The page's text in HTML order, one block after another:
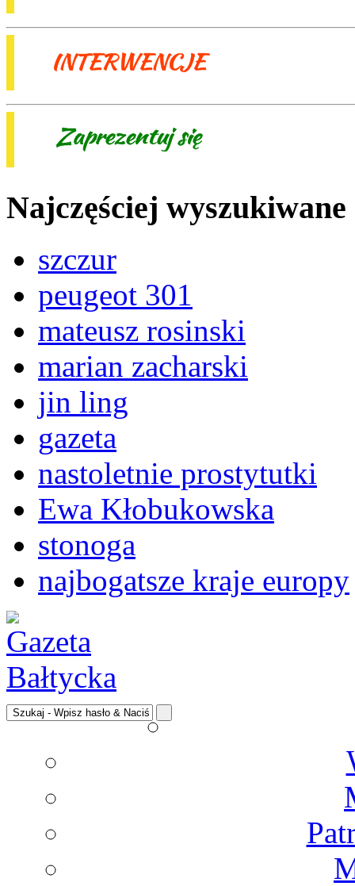
Najczęściej wyszukiwane
szczur
peugeot 301
mateusz rosinski
marian zacharski
jin ling
gazeta
nastoletnie prostytutki
Ewa Kłobukowska
stonoga
najbogatsze kraje europy